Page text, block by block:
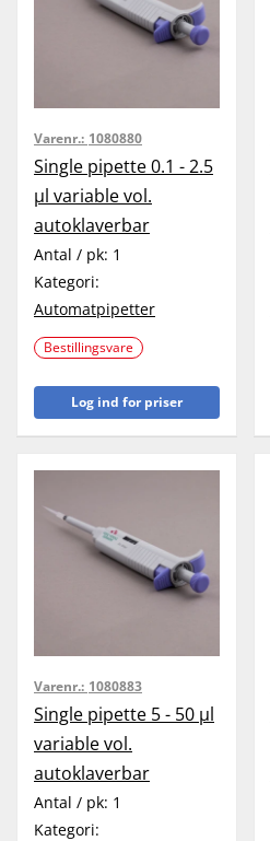
Varenr.: 1080880
Single pipette 0.1 - 2.5
µl variable vol.
autoklaverbar
Antal / pk: 1
Kategori:
Automatpipetter
Bestillingsvare
Log ind for priser
Varenr.: 1080883
Single pipette 5 - 50 µl
variable vol.
autoklaverbar
Antal / pk: 1
Kategori: